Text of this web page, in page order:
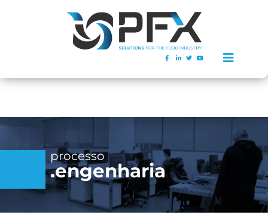
processo
.engenharia